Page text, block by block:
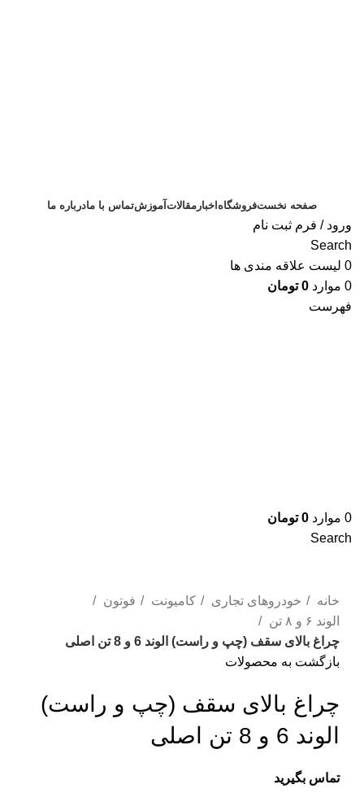
صفحه نخستفروشگاه اخبار مقالات آموزشتماس با مادرباره ما
ورود / فرم ثبت نام
Search
0 لیست علاقه مندی ها
0 موارد 0 تومان
فهرست
0 موارد 0 تومان
Search
خانه
خودروهای تجاری کامیونت
فوتون
الوند ۶ و ۸ تن
چراغ بالای سقف (چپ و راست) الوند 6 و 8 تن اصلی
بازگشت به محصولات
چراغ بالای سقف (چپ و راست)
الوند 6 و 8 تن اصلی
تماس بگیرید